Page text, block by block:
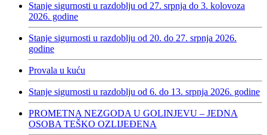
Stanje sigurnosti u razdoblju od 27. srpnja do 3. kolovoza
2026. godine
Stanje sigurnosti u razdoblju od 20. do 27. srpnja 2026.
godine
Provala u kuću
Stanje sigurnosti u razdoblju od 6. do 13. srpnja 2026. godine
PROMETNA NEZGODA U GOLINJEVU – JEDNA
OSOBA TEŠKO OZLIJEĐENA